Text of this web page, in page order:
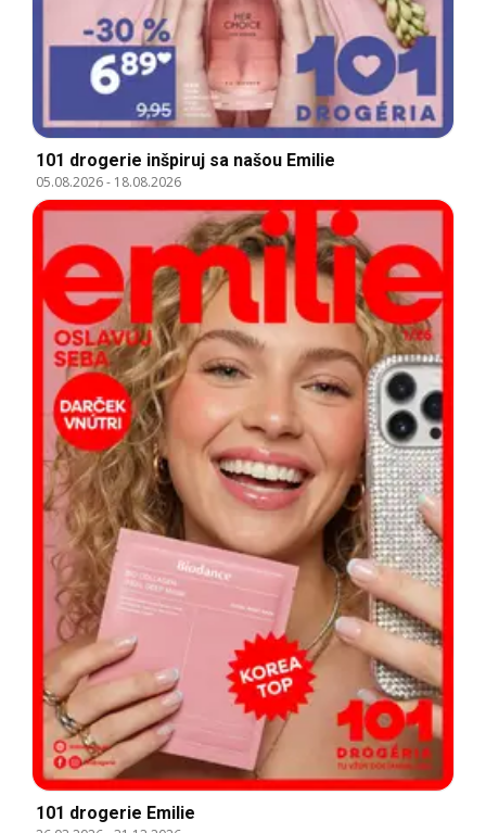
101 drogerie inšpiruj sa našou Emilie
05.08.2026- 18.08.2026
101 drogerie Emilie